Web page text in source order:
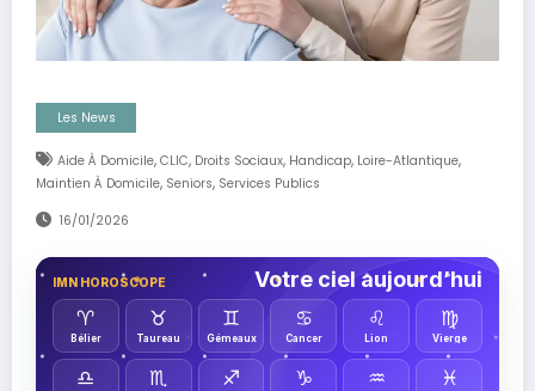
Les News
Aide À Domicile, CLIC, Droits Sociaux, Handicap, Loire-Atlantique,
Maintien À Domicile, Seniors, Services Publics
16/01/2026
IMN HOROSCOPE Votre ciel aujourd’hui
♈︎
Bélier
♉︎
Taureau
♊︎
Gémeaux
♋︎
Cancer
♌︎
Lion
♍︎
Vierge
♎︎ ♏︎ ♐︎ ♑︎ ♒︎ ♓︎